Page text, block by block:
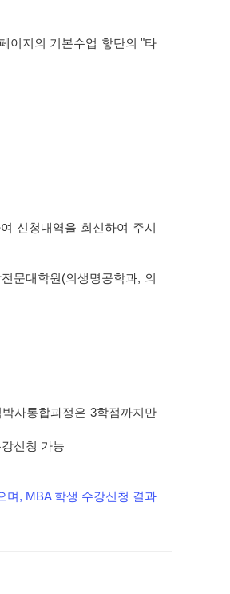
이지의 기본수업 핳단의 "타
신청내역을 회신하여 주시
문대학원(의생명공학과, 의
사통합과정은 3학점까지만
신청 가능
며, MBA 학생 수강신청 결과